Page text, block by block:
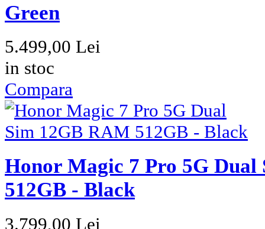
Honor Magic V3 5G Dual
Green
5.499,00 Lei
in stoc
Compara
Honor Magic 7 Pro 5G Dual
512GB - Black